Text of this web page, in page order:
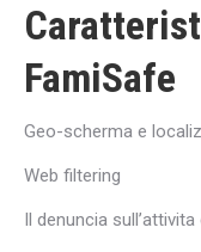
FamiSafe
Geo-scherma e
Web filtering
Il denuncia sull’attivita